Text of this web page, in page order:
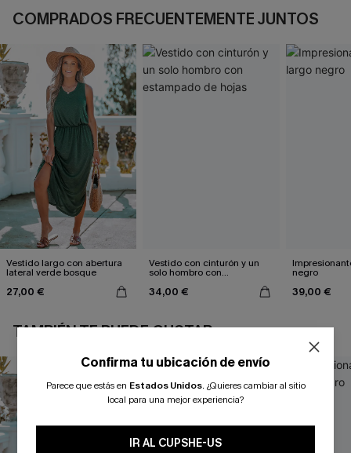
COMPRADOS FRECUENTEMENTE JUNTOS
Vestido largo con abertura
lateral verde bosque
27,00 €
Vestido con cinturón y un
solo hombro con
34,00 €
negro
39,00 €
TAMBIÉN TE PUEDE GUSTAR
Confirma tu ubicación de envío
Parece que estás en Estados Unidos. ¿Quieres cambiar al sitio
local para una mejor experiencia?
IR AL CUPSHE-US